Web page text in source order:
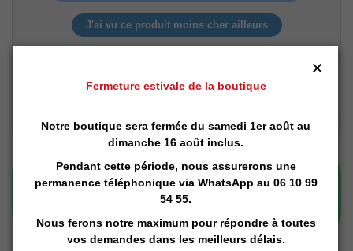
J'ai vu ce produit moins cher ailleurs
Fermeture estivale de la boutique
Notre boutique sera fermée du samedi 1er août au
dimanche 16 août inclus.
Pendant cette période, nous assurerons une
permanence téléphonique via WhatsApp au 06 10 99
54 55.
Nous ferons notre maximum pour répondre à toutes
vos demandes dans les meilleurs délais.
×